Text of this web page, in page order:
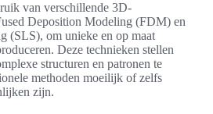
van verschillende 3D-
Deposition Modeling (FDM) en
(SLS), om unieke en op maat
Deze technieken stellen
structuren en patronen te
methoden moeilijk of zelfs
zijn.